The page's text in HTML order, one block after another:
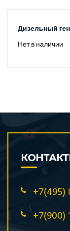
Дизельный
Нет в наличии
+7(495)
+7(900)